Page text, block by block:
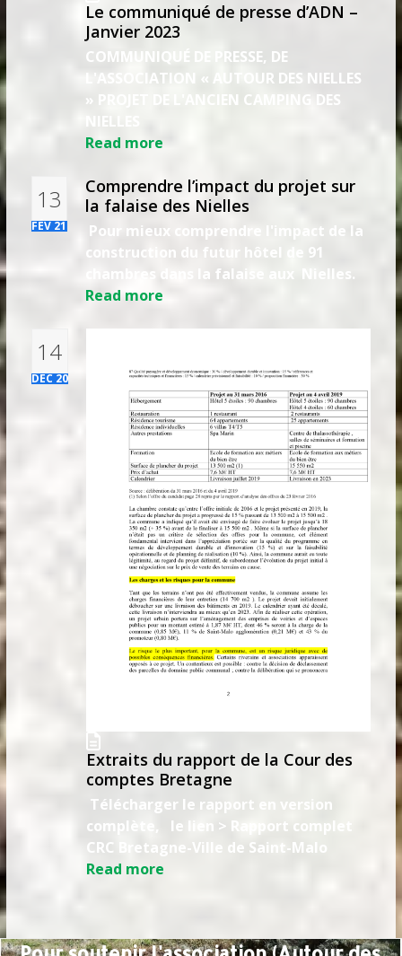
Le communiqué de presse d’ADN –
Janvier 2023
COMMUNIQUÉ DE PRESSE, DE
L'ASSOCIATION « AUTOUR DES NIELLES
» PROJET DE L'ANCIEN CAMPING DES
NIELLES
Read more
13
FÉV 21
Comprendre l’impact du projet sur
la falaise des Nielles
Pour mieux comprendre l'impact de la
construction du futur hôtel de 91
chambres dans la falaise aux Nielles.
Read more
14
DÉC 20
Extraits du rapport de la Cour des
comptes Bretagne
Télécharger le rapport en version
complète, le lien > Rapport complet
CRC Bretagne-Ville de Saint-Malo
Read more